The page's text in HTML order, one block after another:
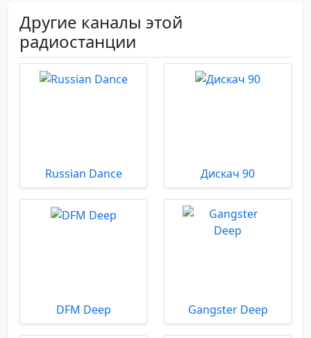
Другие каналы этой
радиостанции
Russian Dance Дискач 90
DFM Deep Gangster Deep